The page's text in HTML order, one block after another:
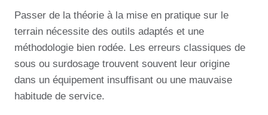
Passer de la théorie à la mise en pratique sur le
terrain nécessite des outils adaptés et une
méthodologie bien rodée. Les erreurs classiques de
sous ou surdosage trouvent souvent leur origine
dans un équipement insuffisant ou une mauvaise
habitude de service.